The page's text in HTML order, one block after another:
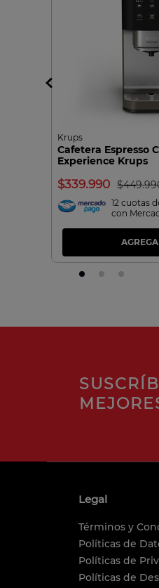
Krups
Cafetera Espresso
Experience Krups
339.990
12 cuotas
con
Legal
Términos y
Políticas de
Políticas de
Políticas de